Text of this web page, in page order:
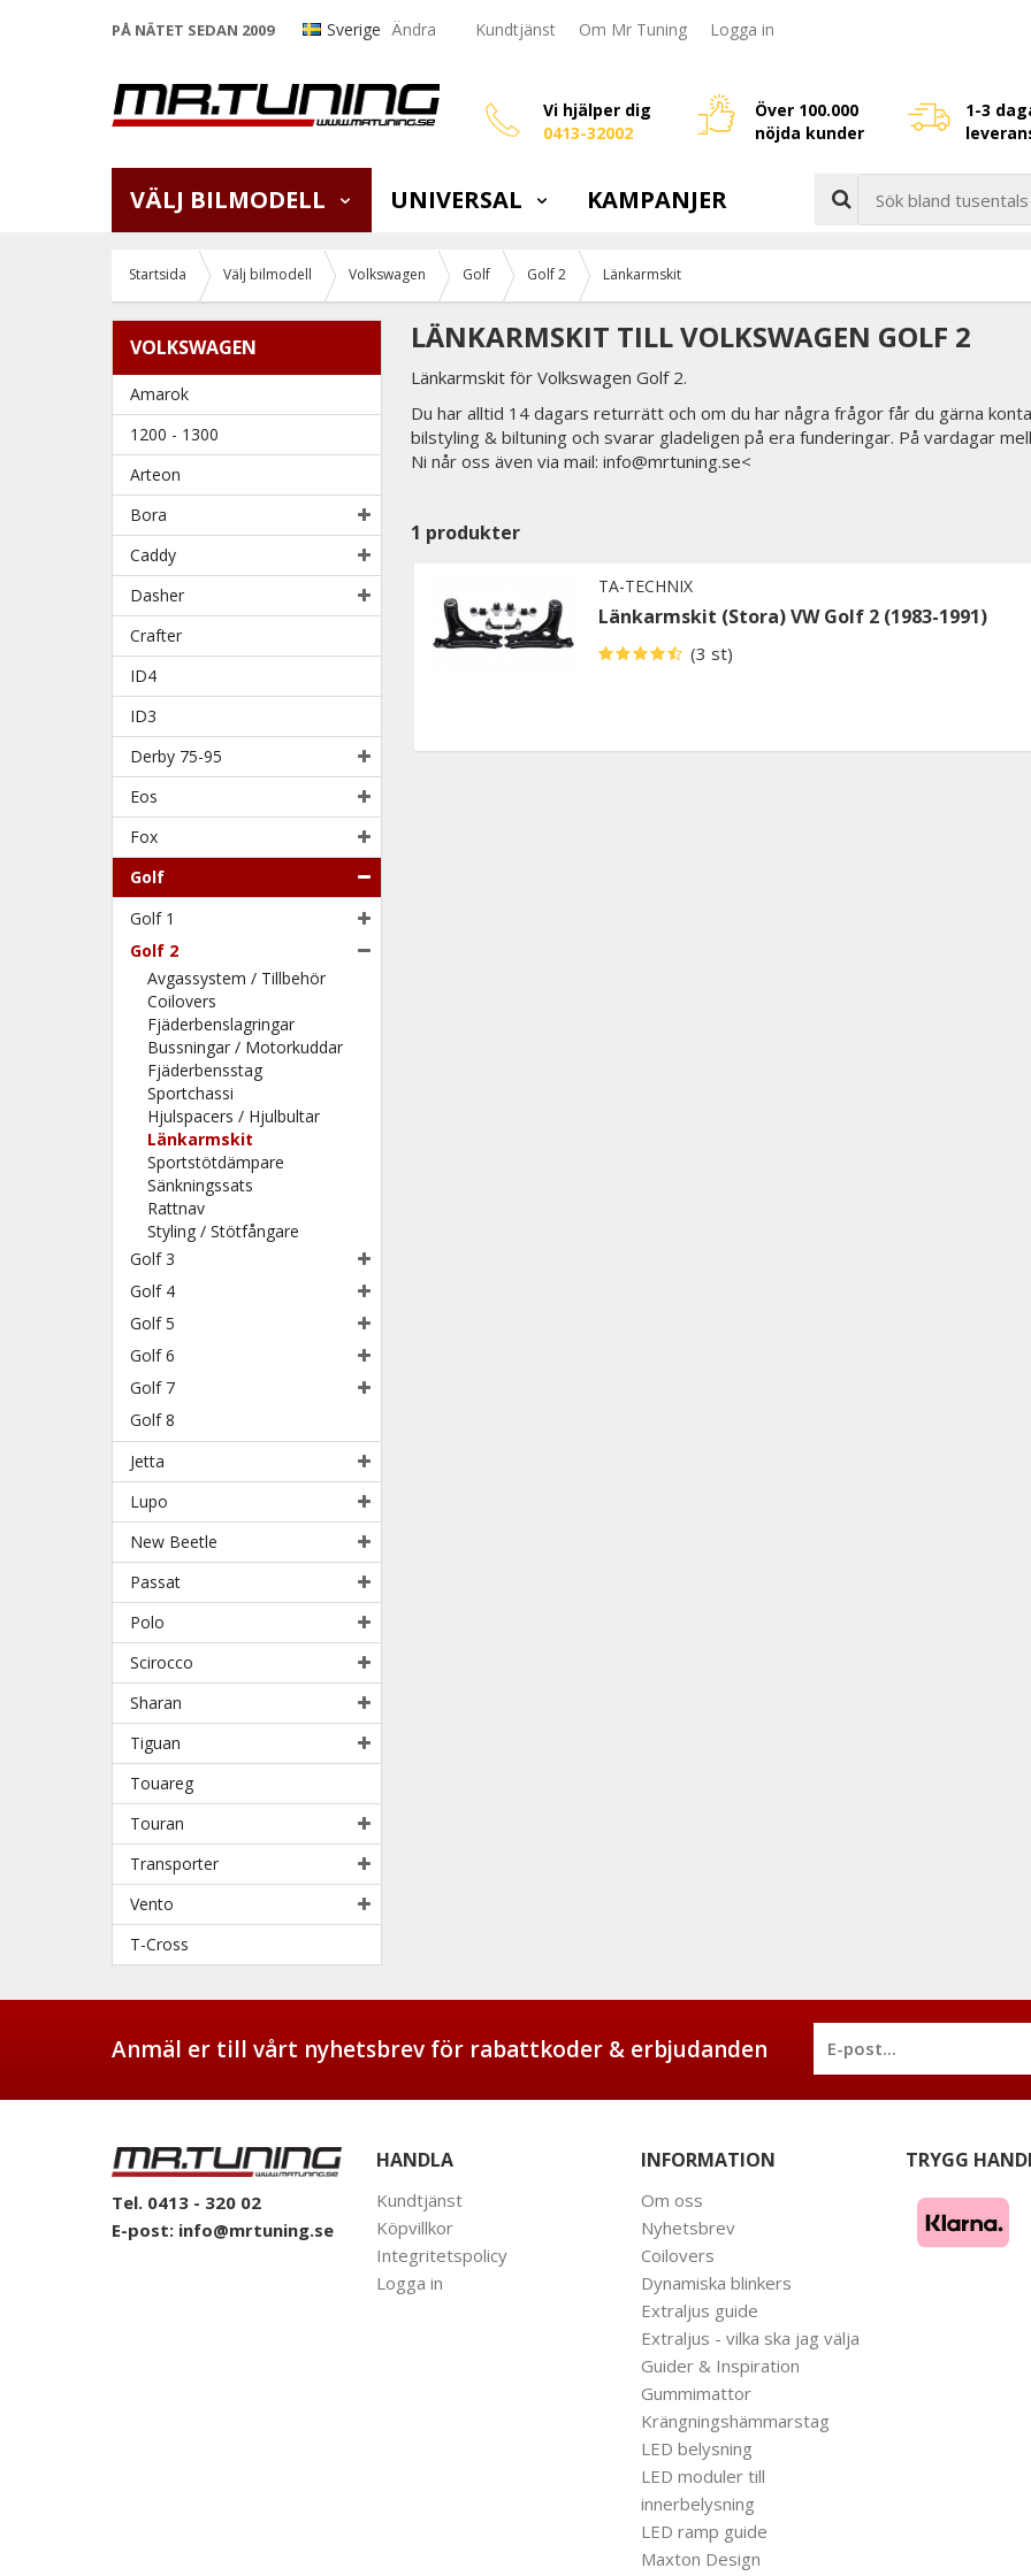
PÅ NÄTET SEDAN 2009 Sverige Ändra Kundtjänst Om Mr Tuning Logga in
Vi hjälper dig
0413-32002
Över 100.000
nöjda kunder
1-3
VÄLJ BILMODELL UNIVERSAL KAMPANJER
Startsida Välj bilmodell Volkswagen Golf Golf 2 Länkarmskit
VOLKSWAGEN
Amarok
1200 - 1300
Arteon
Bora
Caddy
Dasher
Crafter
ID4
ID3
Derby 75-95
Eos
Fox
Golf
Golf 1
Golf 2
Avgassystem / Tillbehör
Coilovers
Fjäderbenslagringar
Bussningar / Motorkuddar
Fjäderbensstag
Sportchassi
Hjulspacers / Hjulbultar
Länkarmskit
Sportstötdämpare
Sänkningssats
Rattnav
Styling / Stötfångare
Golf 3
Golf 4
Golf 5
Golf 6
Golf 7
Golf 8
Jetta
Lupo
New Beetle
Passat
Polo
Scirocco
Sharan
Tiguan
Touareg
Touran
Transporter
Vento
T-Cross
LÄNKARMSKIT TILL VOLKSWAGEN GOLF 2
Länkarmskit för Volkswagen Golf 2.
Du har alltid 14 dagars returrätt och om du har några frågor får du gärna
bilstyling & biltuning och svarar gladeligen på era funderingar. På vardagar
Ni når oss även via mail: info@mrtuning.se<
1 produkter
TA-TECHNIX
Länkarmskit (Stora) VW Golf 2 (1983-1991)
(3 st)
Anmäl er till vårt nyhetsbrev för rabattkoder & erbjudanden
Tel. 0413 - 320 02
E-post: info@mrtuning.se
HANDLA
Kundtjänst
Köpvillkor
Integritetspolicy
Logga in
INFORMATION
Om oss
Nyhetsbrev
Coilovers
Dynamiska blinkers
Extraljus guide
Extraljus - vilka ska jag välja
Guider & Inspiration
Gummimattor
Krängningshämmarstag
LED belysning
LED moduler till
innerbelysning
LED ramp guide
Maxton Design
TRYGG